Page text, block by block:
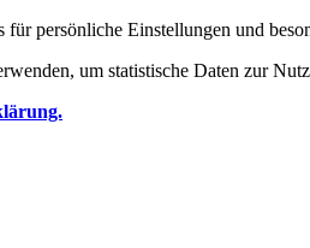
persönliche Einstellungen und
um statistische Daten zur